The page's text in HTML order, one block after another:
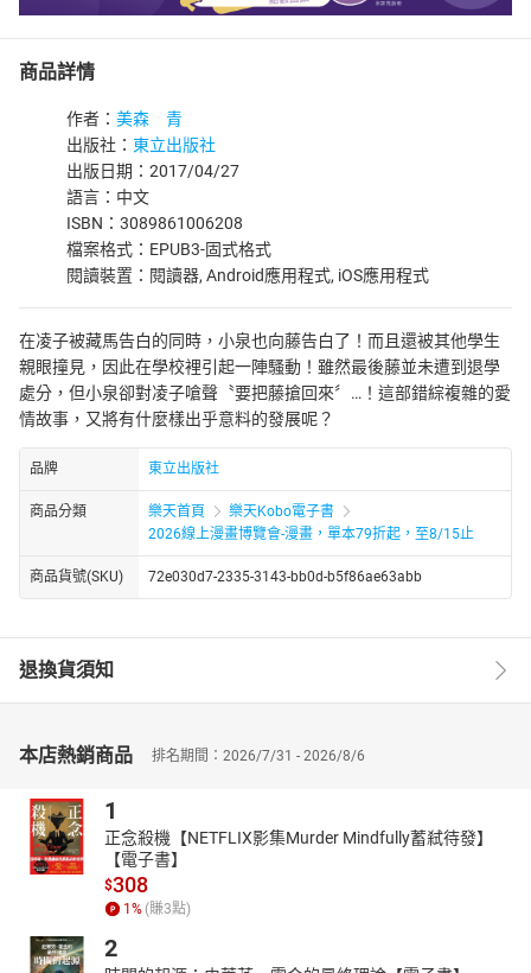
商品詳情
作者： 美森 青
出版社： 東立出版社
出版日期：2017/04/27
語言：中文
ISBN：3089861006208
檔案格式：EPUB3-固式格式
閱讀裝置：閱讀器, Android應用程式, iOS應用程式
在凌子被藏馬告白的同時，小泉也向藤告白了！而且還被其他學生
親眼撞見，因此在學校裡引起一陣騷動！雖然最後藤並未遭到退學
處分，但小泉卻對凌子嗆聲〝要把藤搶回來〞…！這部錯綜複雜的愛
情故事，又將有什麼樣出乎意料的發展呢？
品牌 東立出版社
商品分類 樂天首頁
樂天Kobo電子書
2026線上漫畫博覽會-漫畫，單本79折起，至8/15止
商品貨號(SKU) 72e030d7-2335-3143-bb0d-b5f86ae63abb
退換貨須知
本店熱銷商品 排名期間：2026/7/31 - 2026/8/6
1
正念殺機【NETFLIX影集Murder Mindfully蓄弒待發】
【電子書】
$308
1% (賺3點)
2